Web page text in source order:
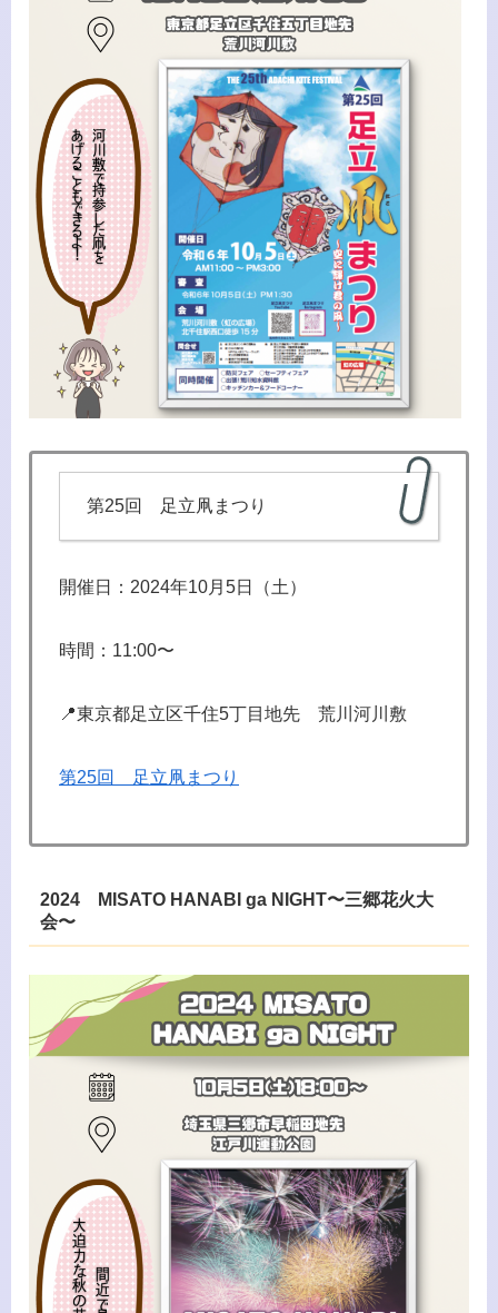
第25回 足立凧まつり
開催日：2024年10月5日（土）
時間：11:00〜
📍東京都足立区千住5丁目地先 荒川河川敷
第25回 足立凧まつり
2024 MISATO HANABI ga NIGHT〜三郷花火大
会〜